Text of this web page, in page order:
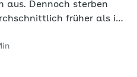
aus. Dennoch sterben
früher als in
daher überfällig.